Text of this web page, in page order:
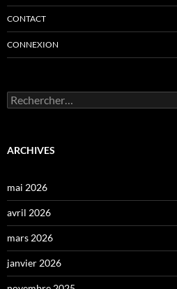
CONTACT
CONNEXION
Rechercher :
ARCHIVES
mai 2026
avril 2026
mars 2026
janvier 2026